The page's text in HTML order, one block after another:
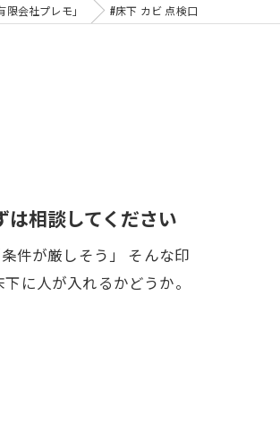
会社プレモ」 #床下 カビ 点検口
相談してください
件が厳しそう」 そんな印
に人が入れるかどうか。